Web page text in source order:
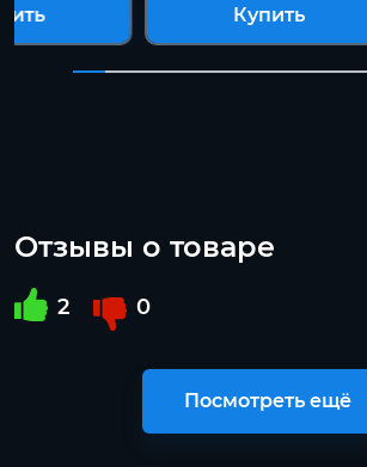
Купить
Отзывы о товаре
2 0
Посмотреть ещё